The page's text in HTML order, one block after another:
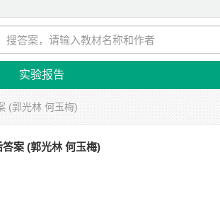
实验报告
(郭光林 何玉梅)
案 (郭光林 何玉梅)